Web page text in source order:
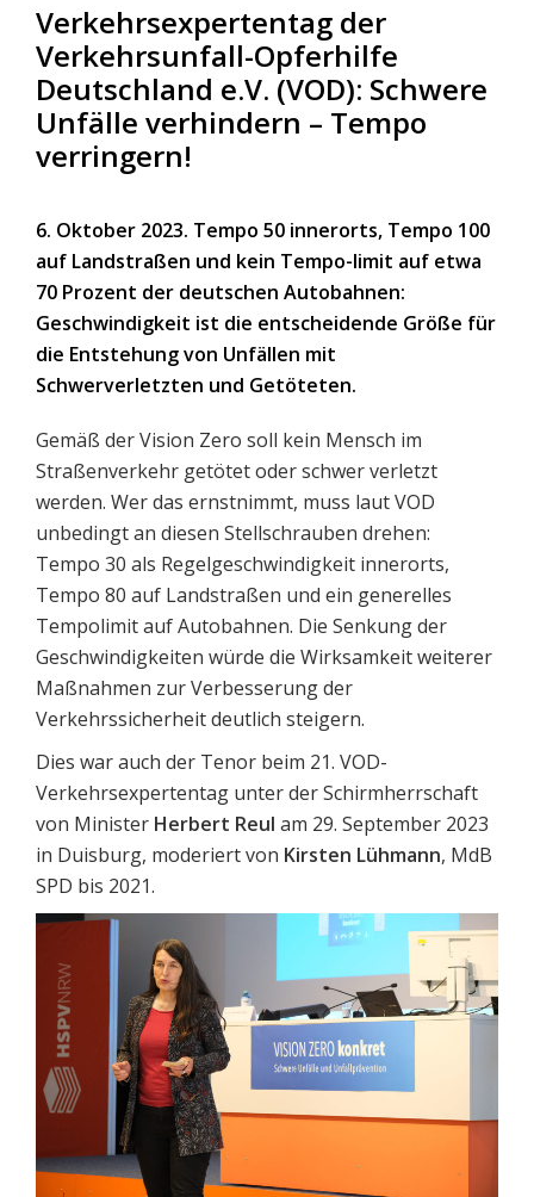
Verkehrsexpertentag der
Verkehrsunfall-Opferhilfe
Deutschland e.V. (VOD): Schwere
Unfälle verhindern – Tempo
verringern!
6. Oktober 2023. Tempo 50 innerorts, Tempo 100
auf Landstraßen und kein Tempo-limit auf etwa
70 Prozent der deutschen Autobahnen:
Geschwindigkeit ist die entscheidende Größe für
die Entstehung von Unfällen mit
Schwerverletzten und Getöteten.
Gemäß der Vision Zero soll kein Mensch im
Straßenverkehr getötet oder schwer verletzt
werden. Wer das ernstnimmt, muss laut VOD
unbedingt an diesen Stellschrauben drehen:
Tempo 30 als Regelgeschwindigkeit innerorts,
Tempo 80 auf Landstraßen und ein generelles
Tempolimit auf Autobahnen. Die Senkung der
Geschwindigkeiten würde die Wirksamkeit weiterer
Maßnahmen zur Verbesserung der
Verkehrssicherheit deutlich steigern.
Dies war auch der Tenor beim 21. VOD-
Verkehrsexpertentag unter der Schirmherrschaft
von Minister Herbert Reul am 29. September 2023
in Duisburg, moderiert von Kirsten Lühmann, MdB
SPD bis 2021.